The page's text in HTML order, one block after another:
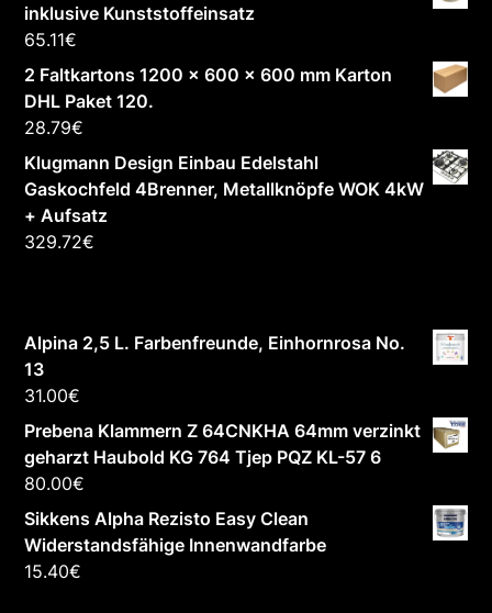
inklusive Kunststoffeinsatz
65.11€
2 Faltkartons 1200 x 600 x 600 mm Karton
DHL Paket 120.
28.79€
Klugmann Design Einbau Edelstahl
Gaskochfeld 4Brenner, Metallknöpfe WOK 4kW
+ Aufsatz
329.72€
Alpina 2,5 L. Farbenfreunde, Einhornrosa No.
13
31.00€
Prebena Klammern Z 64CNKHA 64mm verzinkt
geharzt Haubold KG 764 Tjep PQZ KL-57 6
80.00€
Sikkens Alpha Rezisto Easy Clean
Widerstandsfähige Innenwandfarbe
15.40€